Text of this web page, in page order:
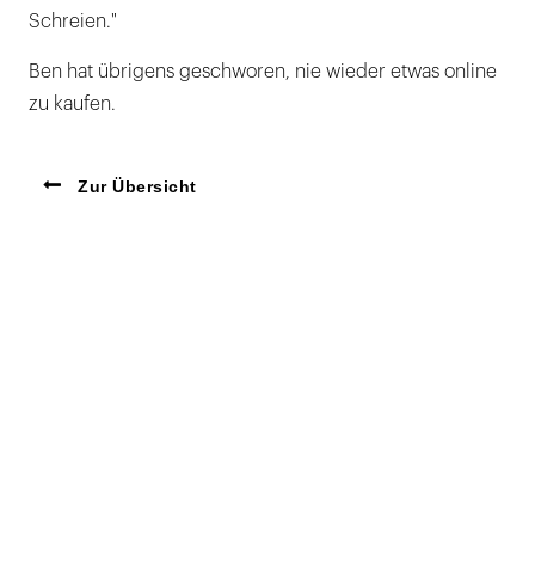
Schreien."
Ben hat übrigens geschworen, nie wieder etwas online
zu kaufen.
Zur Übersicht